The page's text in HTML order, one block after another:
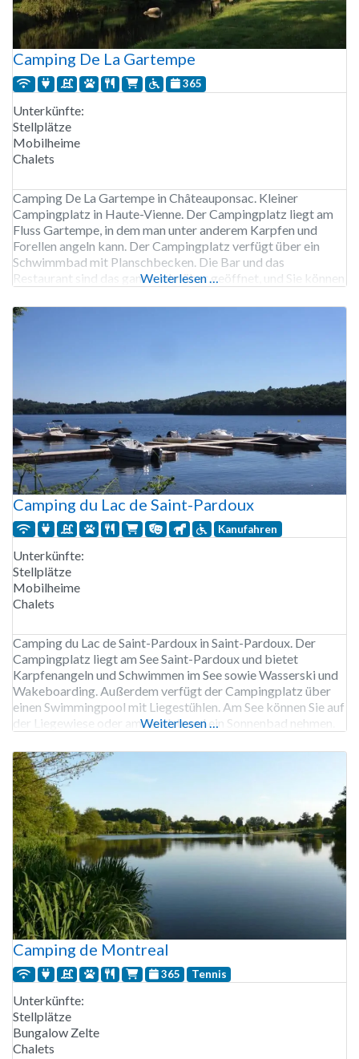
Camping De La Gartempe
365
Unterkünfte:
Stellplätze
Mobilheime
Chalets
Camping De La Gartempe in Châteauponsac. Kleiner
Campingplatz in Haute-Vienne. Der Campingplatz liegt am
Fluss Gartempe, in dem man unter anderem Karpfen und
Forellen angeln kann. Der Campingplatz verfügt über ein
Schwimmbad mit Planschbecken. Die Bar und das
Restaurant sind das ganze Jahr über geöffnet, und Sie können
die Sanitäranlagen
Weiterlesen …
Camping du Lac de Saint-Pardoux
Kanufahren
Unterkünfte:
Stellplätze
Mobilheime
Chalets
Camping du Lac de Saint-Pardoux in Saint-Pardoux. Der
Campingplatz liegt am See Saint-Pardoux und bietet
Karpfenangeln und Schwimmen im See sowie Wasserski und
Wakeboarding. Außerdem verfügt der Campingplatz über
einen Swimmingpool mit Liegestühlen. Am See können Sie auf
der Liegewiese oder am Sandstrand ein Sonnenbad nehmen.
Limoges erkunden. Limoges liegt nur
Weiterlesen …
Camping de Montreal
365 Tennis
Unterkünfte:
Stellplätze
Bungalow Zelte
Chalets